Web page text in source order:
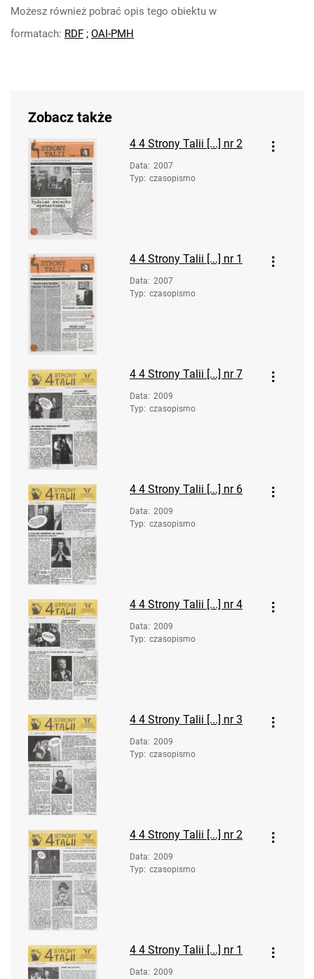
Możesz również pobrać opis tego obiektu w
formatach: RDF ; OAI-PMH
Zobacz także
4 4 Strony Talii [...] nr 2
Data: 2007
Typ: czasopismo
4 4 Strony Talii [...] nr 1
Data: 2007
Typ: czasopismo
4 4 Strony Talii [...] nr 7
Data: 2009
Typ: czasopismo
4 4 Strony Talii [...] nr 6
Data: 2009
Typ: czasopismo
4 4 Strony Talii [...] nr 4
Data: 2009
Typ: czasopismo
4 4 Strony Talii [...] nr 3
Data: 2009
Typ: czasopismo
4 4 Strony Talii [...] nr 2
Data: 2009
Typ: czasopismo
4 4 Strony Talii [...] nr 1
Data: 2009